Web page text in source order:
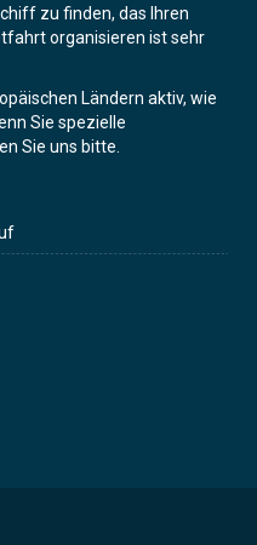
zu finden, das Ihren
organisieren ist sehr
Ländern aktiv, wie
Sie spezielle
Sie uns bitte.